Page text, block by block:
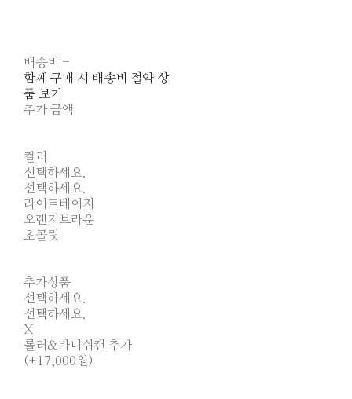
배송비 -
함께 구매 시 배송비 절약 상
품 보기
추가 금액
컬러
선택하세요.
선택하세요.
라이트베이지
오렌지브라운
초콜릿
추가상품
선택하세요.
선택하세요.
X
롤러&바니쉬캔 추가
(+17,000원)